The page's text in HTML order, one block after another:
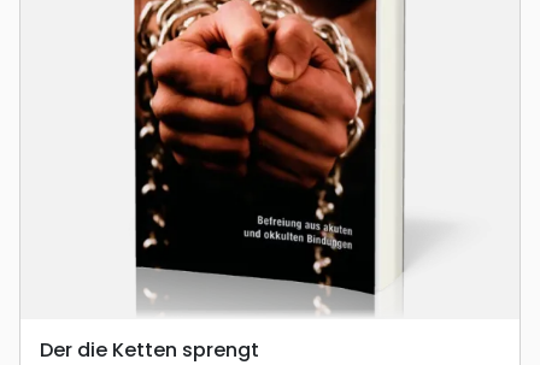
Der die Ketten sprengt